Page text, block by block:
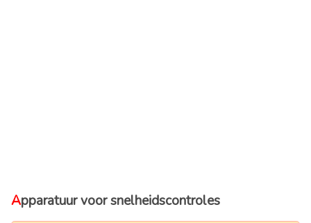
Apparatuur voor snelheidscontroles